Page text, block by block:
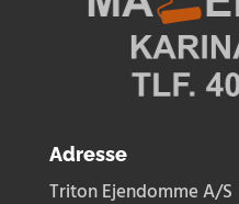
Adresse
Triton Ejendomme A/S